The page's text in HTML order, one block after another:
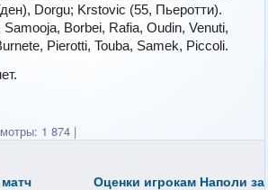
Dorgu; Krstovic (55, Пьеротти).
Borbei, Rafia, Oudin, Venuti,
Pierotti, Touba, Samek, Piccoli.
1 874 |
Оценки игрокам Наполи за